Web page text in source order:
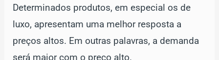
Determinados produtos, em especial os de
luxo, apresentam uma melhor resposta a
preços altos. Em outras palavras, a demanda
será maior com o preço alto.